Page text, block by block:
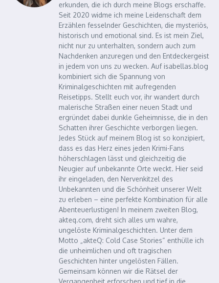
erkunden, die ich durch meine Blogs erschaffe.
Seit 2020 widme ich meine Leidenschaft dem
Erzählen fesselnder Geschichten, die mysteriös,
historisch und emotional sind. Es ist mein Ziel,
nicht nur zu unterhalten, sondern auch zum
Nachdenken anzuregen und den Entdeckergeist
in jedem von uns zu wecken. Auf isabellas.blog
kombiniert sich die Spannung von
Kriminalgeschichten mit aufregenden
Reisetipps. Stellt euch vor, ihr wandert durch
malerische Straßen einer neuen Stadt und
ergründet dabei dunkle Geheimnisse, die in den
Schatten ihrer Geschichte verborgen liegen.
Jedes Stück auf meinem Blog ist so konzipiert,
dass es das Herz eines jeden Krimi-Fans
höherschlagen lässt und gleichzeitig die
Neugier auf unbekannte Orte weckt. Hier seid
ihr eingeladen, den Nervenkitzel des
Unbekannten und die Schönheit unserer Welt
zu erleben – eine perfekte Kombination für alle
Abenteuerlustigen! In meinem zweiten Blog,
akteq.com, dreht sich alles um wahre,
ungelöste Kriminalgeschichten. Unter dem
Motto „akteQ: Cold Case Stories“ enthülle ich
die unheimlichen und oft tragischen
Geschichten hinter ungelösten Fällen.
Gemeinsam können wir die Rätsel der
Vergangenheit erforschen und tief in die